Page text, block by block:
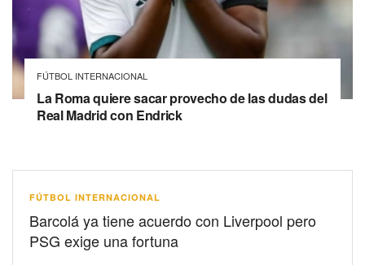
FÚTBOL INTERNACIONAL
La Roma quiere sacar provecho de las dudas del
Real Madrid con Endrick
FÚTBOL INTERNACIONAL
Barcolá ya tiene acuerdo con Liverpool pero
PSG exige una fortuna